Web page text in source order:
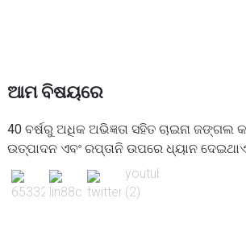
ଆମ ବିଷୟରେ
40 ବର୍ଷରୁ ଅଧିକ ଅଭିଜ୍ଞତା ସହିତ ଚାଇନା ଜଙ୍ଗଲ
ଉତ୍ପାଦନ ଏବଂ ରପ୍ତାନି ଉପରେ ଧ୍ୟାନ ଦେଇଥାଏ